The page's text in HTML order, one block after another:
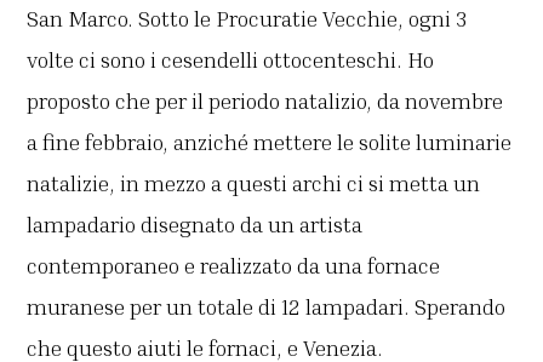
San Marco. Sotto le Procuratie Vecchie, ogni 3
volte ci sono i cesendelli ottocenteschi. Ho
proposto che per il periodo natalizio, da novembre
a fine febbraio, anziché mettere le solite luminarie
natalizie, in mezzo a questi archi ci si metta un
lampadario disegnato da un artista
contemporaneo e realizzato da una fornace
muranese per un totale di 12 lampadari. Sperando
che questo aiuti le fornaci, e Venezia.